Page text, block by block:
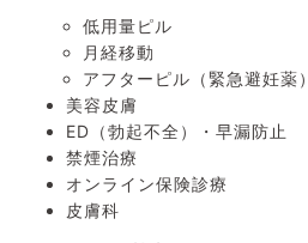
低用量ピル
月経移動
アフターピル （緊急避妊薬）
美容皮膚
ED（勃起不全）・ 早漏防止
禁煙治療
オンライン保険診療
皮膚科